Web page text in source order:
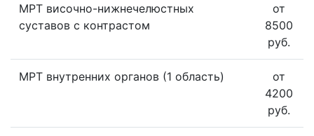
МРТ височно-нижнечелюстных
суставов с контрастом
от
8500
руб.
МРТ внутренних органов (1 область)
от
4200
руб.